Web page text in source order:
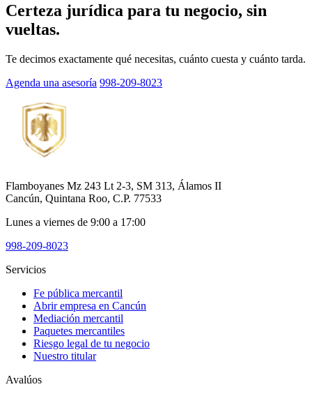
Certeza jurídica para tu negocio, sin
vueltas.
Te decimos exactamente qué necesitas, cuánto cuesta y cuánto tarda.
Agenda una asesoría 998-209-8023
Flamboyanes Mz 243 Lt 2-3, SM 313, Álamos II
Cancún, Quintana Roo, C.P. 77533
Lunes a viernes de 9:00 a 17:00
998-209-8023
Servicios
Fe pública mercantil
Abrir empresa en Cancún
Mediación mercantil
Paquetes mercantiles
Riesgo legal de tu negocio
Nuestro titular
Avalúos